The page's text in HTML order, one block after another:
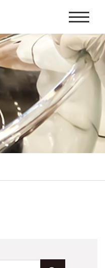
홈
이
지
네
비
게
이